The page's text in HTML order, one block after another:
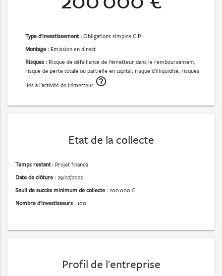
Type d'investissement :Obligations simples CIP
Montage : Emission en direct
Risques : Risque de défaillance de l'émetteur dans le remboursement,
risque de perte totale ou partielle en capital, risque d'illiquidité, risques
liés à l'activité de l'émetteur help_outline
Etat de la collecte
Temps restant : Projet financé
Date de clôture :29/07/2022
Seuil de succès minimum de collecte :200 000 €
Nombre d'investisseurs: 100
Profil de l'entreprise